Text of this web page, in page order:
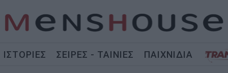
ΙΣΤΟΡΙΕΣ ΣΕΙΡΕΣ - ΤΑΙΝΙΕΣ ΠΑΙΧΝΙΔΙΑ